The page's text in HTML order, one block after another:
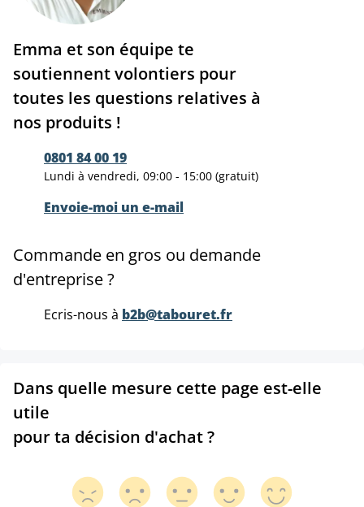
Emma et son équipe te
soutiennent volontiers pour
toutes les questions relatives à
nos produits !
0801 84 00 19
Lundi à vendredi, 09:00 - 15:00 (gratuit)
Envoie-moi un e-mail
Commande en gros ou demande
d'entreprise ?
Ecris-nous à b2b@tabouret.fr
Dans quelle mesure cette page est-elle
utile
pour ta décision d'achat ?